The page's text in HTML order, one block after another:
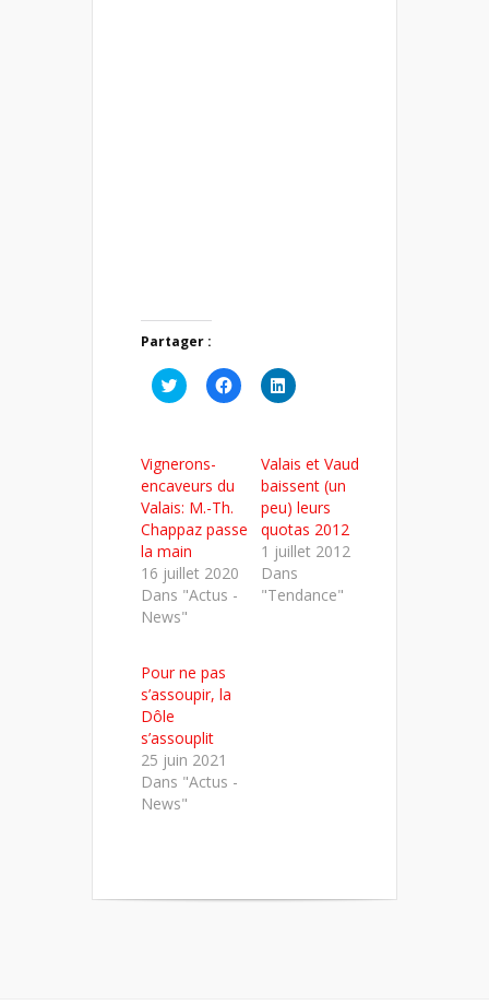
Partager :
Cliquez
pour
une
nouvelle
fenêtre)
Cliquez
pour
nouvelle
fenêtre)
Cliquez
pour
une
nouvelle
fenêtre)
Vignerons-
encaveurs du
Valais: M.-Th.
Chappaz passe
la main
16 juillet 2020
Dans "Actus -
News"
Valais et Vaud
baissent (un
peu) leurs
quotas 2012
1 juillet 2012
Dans
"Tendance"
Pour ne pas
s’assoupir, la
Dôle
s’assouplit
25 juin 2021
Dans "Actus -
News"